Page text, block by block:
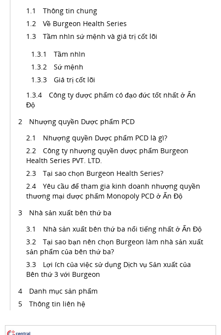
Thông tin chung
Về Burgeon Health Series
Tầm nhìn sứ mệnh và giá trị cốt lõi
Tầm nhìn
Sứ mệnh
Giá trị cốt lõi
Công ty dược phẩm có đạo đức tốt nhất ở Ấn
Độ
Nhượng quyền Dược phẩm PCD
Nhượng quyền Dược phẩm PCD là gì?
Công ty nhượng quyền dược phẩm Burgeon
Health Series PVT. LTD.
Tại sao chọn Burgeon Health Series?
Yêu cầu để tham gia kinh doanh nhượng quyền
thương mại dược phẩm Monopoly PCD ở Ấn Độ
Nhà sản xuất bên thứ ba
Nhà sản xuất bên thứ ba nổi tiếng nhất ở Ấn Độ
Tại sao bạn nên chọn Burgeon làm nhà sản xuất
sản phẩm của bên thứ ba?
Lợi ích của việc sử dụng Dịch vụ Sản xuất của
Bên thứ 3 với Burgeon
Danh mục sản phẩm
Thông tin liên hệ